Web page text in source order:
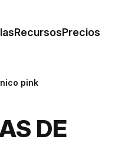
RecursosPrecios
pink
DE